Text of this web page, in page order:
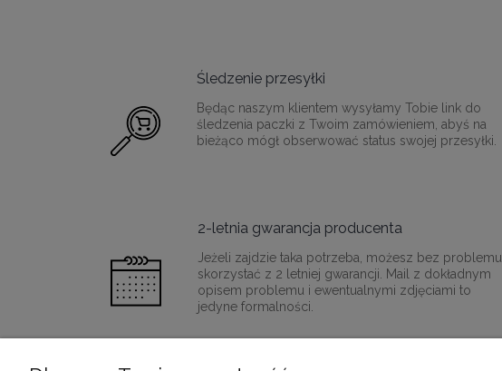
Śledzenie przesyłki
Będąc naszym klientem wysyłamy Tobie link do
śledzenia paczki z Twoim zamówieniem, abyś na
bieżąco mógł obserwować status swojej przesyłki.
2-letnia gwarancja producenta
Jeżeli zajdzie taka potrzeba, możesz bez problemu
skorzystać z 2 letniej gwarancji. Mail z dokładnym
opisem problemu i ewentualnymi zdjęciami to
jedyne formalności.